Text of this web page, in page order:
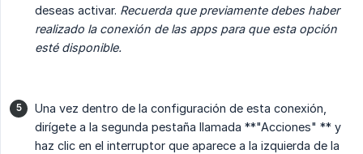
deseas activar. Recuerda que previamente debes haber
realizado la conexión de las apps para que esta opción
esté disponible.
Una vez dentro de la configuración de esta conexión,
dirígete a la segunda pestaña llamada **"Acciones" ** y
haz clic en el interruptor que aparece a la izquierda de la